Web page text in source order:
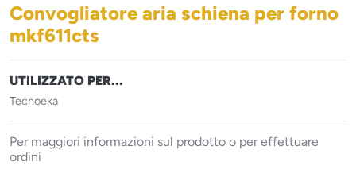
Convogliatore aria schiena per forno
mkf611cts
UTILIZZATO PER...
Tecnoeka
Per maggiori informazioni sul prodotto o per effettuare
ordini